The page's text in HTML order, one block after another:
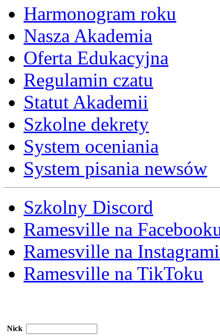
Harmonogram roku
Nasza Akademia
Oferta Edukacyjna
Regulamin czatu
Statut Akademii
Szkolne dekrety
System oceniania
System pisania newsów
Szkolny Discord
Ramesville na
Ramesville na
Ramesville na TikToku
Nick